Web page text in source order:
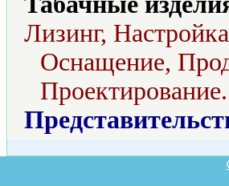
Лизинг,
Оснащение,
Проектирование.